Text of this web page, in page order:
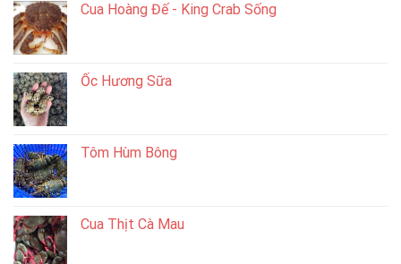
Cua Hoàng Đế - King Crab Sống
Ốc Hương Sữa
Tôm Hùm Bông
Cua Thịt Cà Mau